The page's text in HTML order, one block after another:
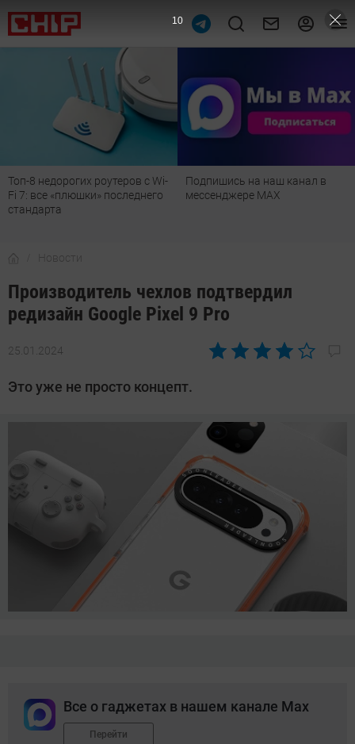
Топ-8 недорогих роутеров с Wi-
Fi 7: все «плюшки» последнего
стандарта
Подпишись на наш канал в
мессенджере МАХ
Новости
Производитель чехлов подтвердил
редизайн Google Pixel 9 Pro
25.01.2024
Автор:
Довлатова
Это уже не просто концепт.
Все о гаджетах в нашем канале Max
Перейти
9